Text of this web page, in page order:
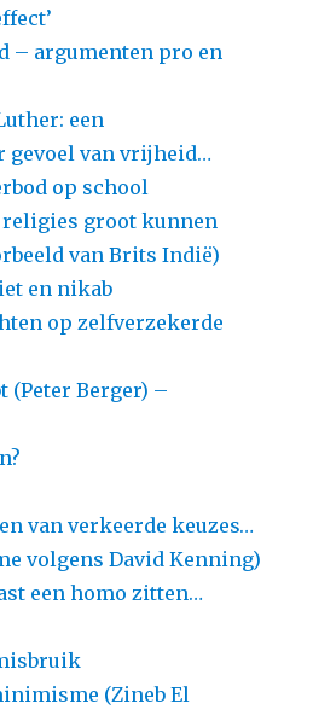
– argumenten pro en
een
gevoel van vrijheid…
op school
religies groot kunnen
van Brits Indië)
en nikab
op zelfverzekerde
(Peter Berger) –
van verkeerde keuzes…
volgens David Kenning)
een homo zitten…
(Zineb El